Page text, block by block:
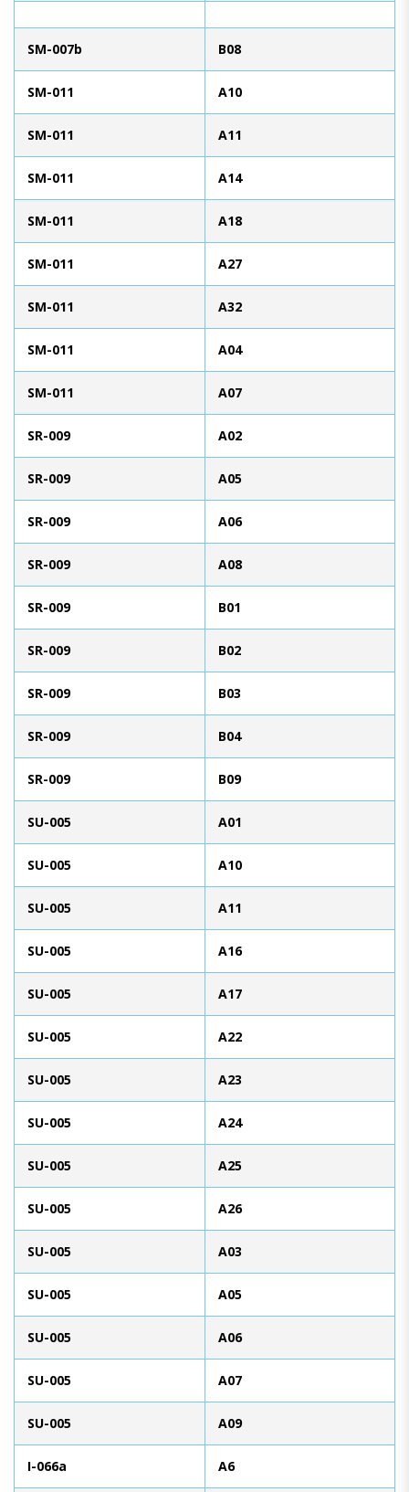
SM-007b B08
SM-011 A10
SM-011 A11
SM-011 A14
SM-011 A18
SM-011 A27
SM-011 A32
SM-011 A04
SM-011 A07
SR-009 A02
SR-009 A05
SR-009 A06
SR-009 A08
SR-009 B01
SR-009 B02
SR-009 B03
SR-009 B04
SR-009 B09
SU-005 A01
SU-005 A10
SU-005 A11
SU-005 A16
SU-005 A17
SU-005 A22
SU-005 A23
SU-005 A24
SU-005 A25
SU-005 A26
SU-005 A03
SU-005 A05
SU-005 A06
SU-005 A07
SU-005 A09
I-066a A6